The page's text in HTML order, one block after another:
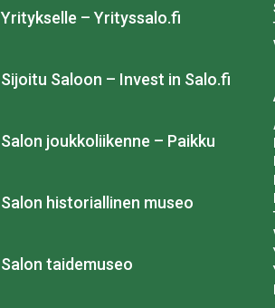
Yritykselle – Yrityssalo.fi
Sijoitu Saloon – Invest in Salo.fi
Salon joukkoliikenne – Paikku
Salon historiallinen museo
Salon taidemuseo